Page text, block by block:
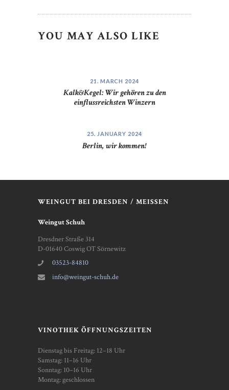
YOU MAY ALSO LIKE
21. MARCH 2024
Kalk&Kegel: Wir gehören zu den
einflussreichsten Winzern
25. JANUARY 2024
Berlin, wir kommen!
WEINGUT BEI DRESDEN / MEISSEN
Weingut Schuh
Dresdner Straße 314
D-01640 Coswig OT Sörnewitz
03523-84810
info@weingut-schuh.de
VINOTHEK ÖFFNUNGSZEITEN
Dienstag bis Freitag: 12–18 Uhr
Samstag: 11–16 Uhr
Sonntag: 10–16 Uhr
Montag: geschlossen